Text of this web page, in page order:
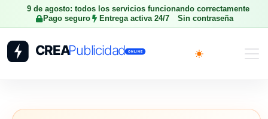
9 de agosto: todos los servicios funcionando correctamente
Pago seguro
Entrega activa 24/7 Sin contraseña
Toggle theme